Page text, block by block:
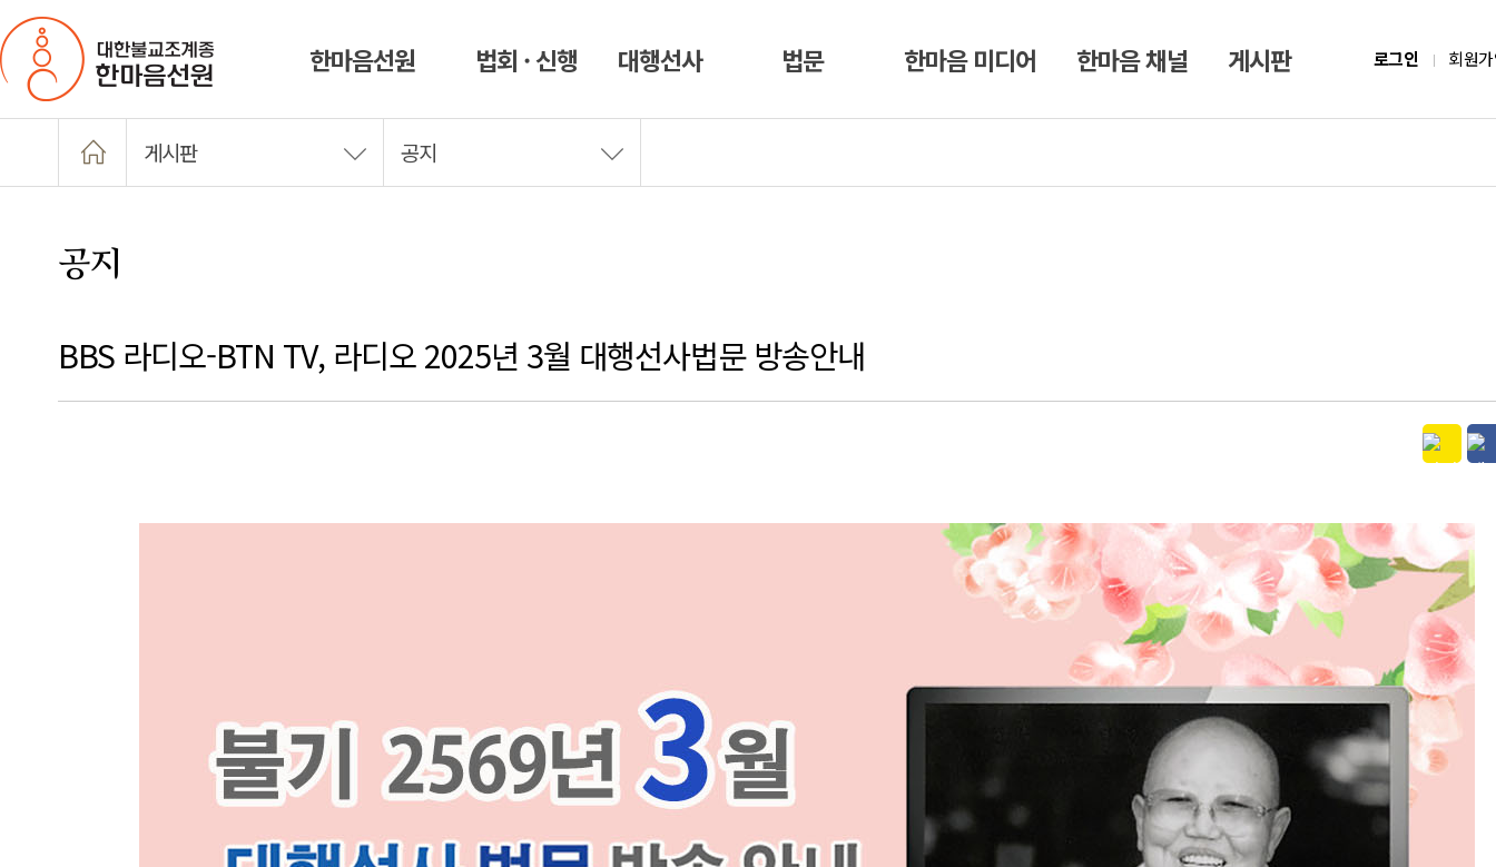
한마음선원 법회 · 신행 대행선사 법문 한마음 미디어 한마음 채널 게시판 로그인 회원
게시판 공지
공지
BBS 라디오-BTN TV, 라디오 2025년 3월 대행선사법문 방송안내